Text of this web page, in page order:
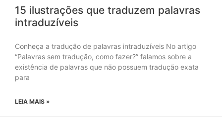
15 ilustrações que traduzem palavras
intraduzíveis
Conheça a tradução de palavras intraduzíveis No artigo
“Palavras sem tradução, como fazer?” falamos sobre a
existência de palavras que não possuem tradução exata
para
LEIA MAIS »